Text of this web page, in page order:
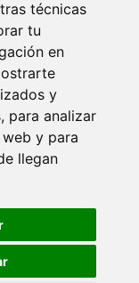
técnicas
tu
en
y
para analizar
y para
llegan